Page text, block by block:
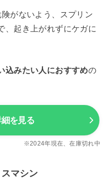
がないよう、スプリン
、起き上がれずにケガに
込みたい人におすすめの
を見る
※2024年現在、在庫切れ中
マシン